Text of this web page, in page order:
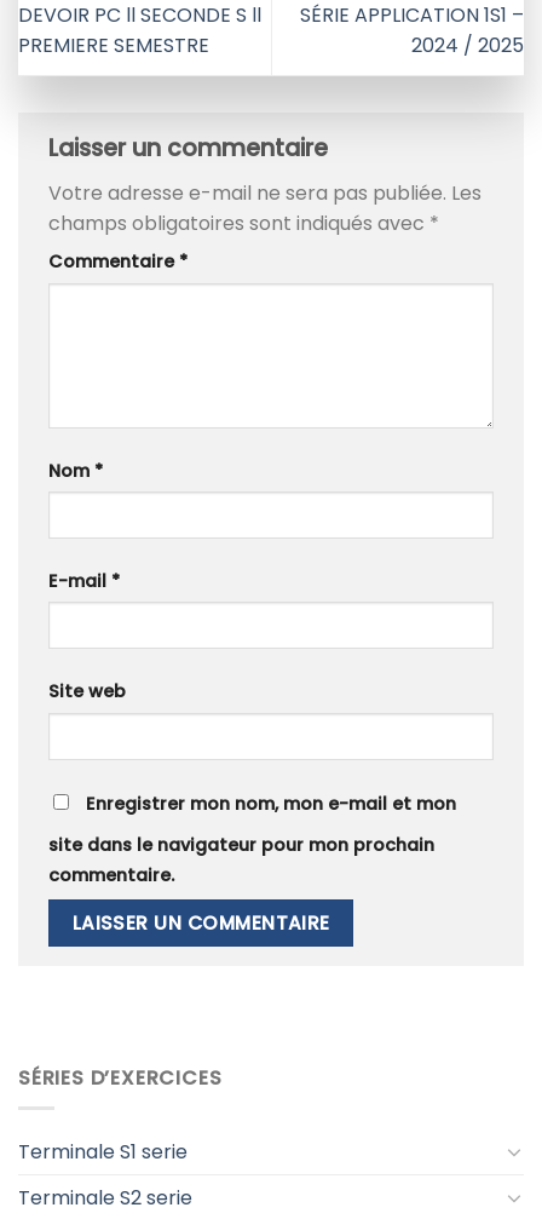
SÉRIES D’EXERCICES
Terminale S1 serie
Terminale S2 serie
DEVOIR PC ll SECONDE S ll
PREMIERE SEMESTRE
SÉRIE APPLICATION 1S1 –
2024 / 2025
Laisser un commentaire
Votre adresse e-mail ne sera pas publiée. Les
champs obligatoires sont indiqués avec *
Commentaire *
Nom *
E-mail *
Site web
Enregistrer mon nom, mon e-mail et mon
site dans le navigateur pour mon prochain
commentaire.